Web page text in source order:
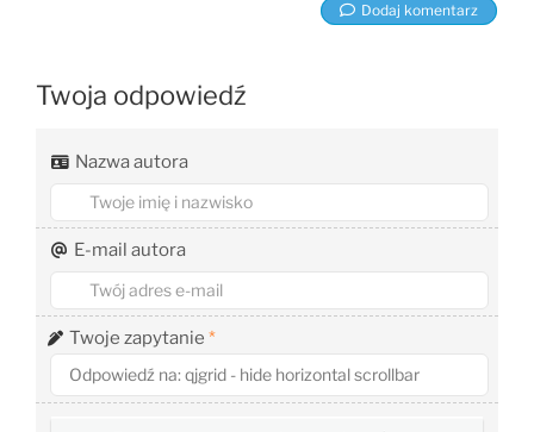
Dodaj komentarz
Twoja odpowiedź
Nazwa autora
E-mail autora
Twoje zapytanie *